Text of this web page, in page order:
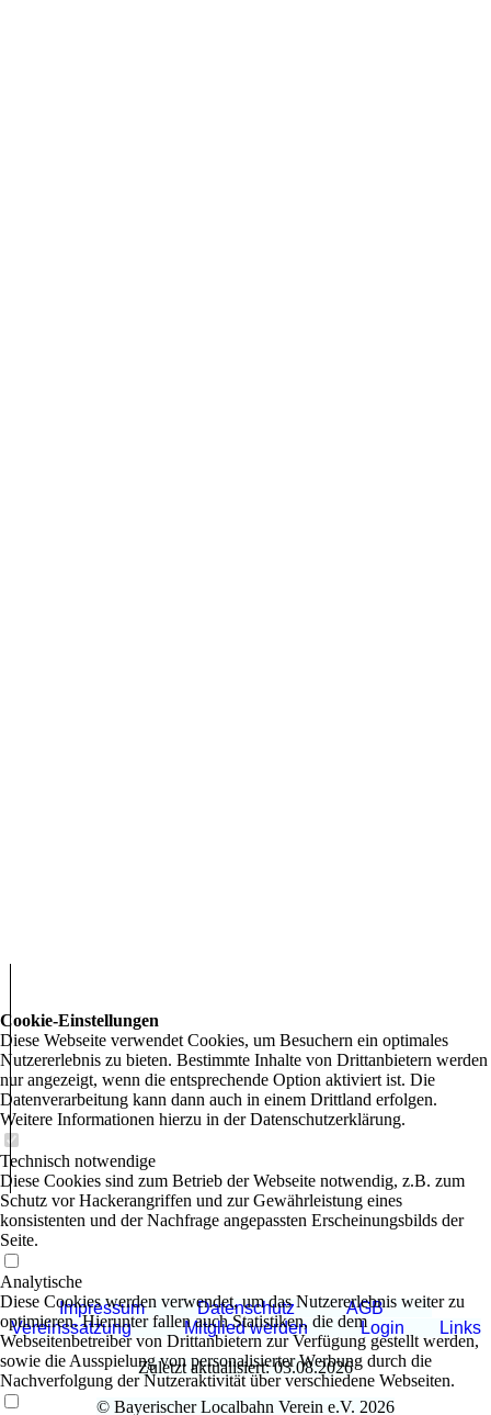
Impressum Datenschutz
AGB
Vereinssatzung
Mitglied werden Login Links
Zuletzt aktualisiert: 03.08.2026
© Bayerischer Localbahn Verein e.V. 2026
Cookie-Einstellungen
Diese Webseite verwendet Cookies, um Besuchern ein optimales
Nutzererlebnis zu bieten. Bestimmte Inhalte von Drittanbietern werden
nur angezeigt, wenn die entsprechende Option aktiviert ist. Die
Datenverarbeitung kann dann auch in einem Drittland erfolgen.
Weitere Informationen hierzu in der Datenschutzerklärung.
Technisch notwendige
Diese Cookies sind zum Betrieb der Webseite notwendig, z.B. zum
Schutz vor Hackerangriffen und zur Gewährleistung eines
konsistenten und der Nachfrage angepassten Erscheinungsbilds der
Seite.
Analytische
Diese Cookies werden verwendet, um das Nutzererlebnis weiter zu
optimieren. Hierunter fallen auch Statistiken, die dem
Webseitenbetreiber von Drittanbietern zur Verfügung gestellt werden,
sowie die Ausspielung von personalisierter Werbung durch die
Nachverfolgung der Nutzeraktivität über verschiedene Webseiten.